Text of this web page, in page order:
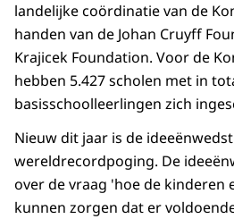
landelijke coördinatie van de
handen van de Johan Cruyff
Krajicek Foundation. Voor de
hebben 5.427 scholen met in
basisschoolleerlingen zich
Nieuw dit jaar is de
wereldrecordpoging. De
over de vraag 'hoe de kinderen
kunnen zorgen dat er